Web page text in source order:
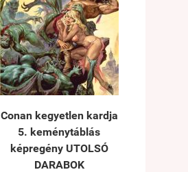
Conan kegyetlen kardja
5. keménytáblás
képregény UTOLSÓ
DARABOK